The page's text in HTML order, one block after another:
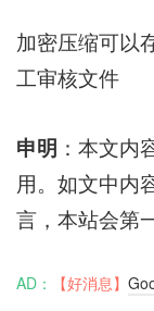
加密压缩可以
工审核文件
申明 ：本文内
用。如文中内
言，本站会第
AD： 【好消息】